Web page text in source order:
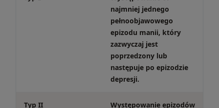
najmniej jednego
pełnoobjawowego
epizodu manii, który
zazwyczaj jest
poprzedzony lub
następuje po epizodzie
depresji.
Typ II
Występowanie epizodów